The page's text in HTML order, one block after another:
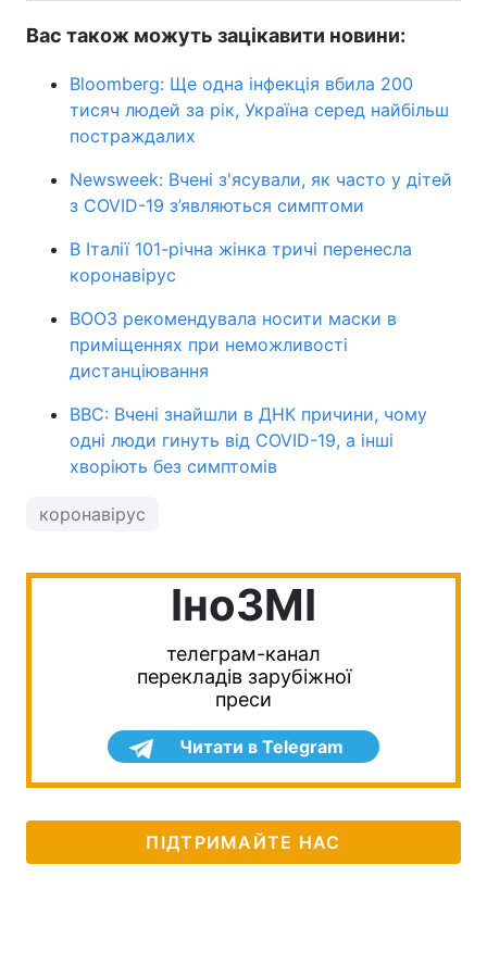
Вас також можуть зацікавити новини:
Bloomberg: Ще одна інфекція вбила 200
тисяч людей за рік, Україна серед найбільш
постраждалих
Newsweek: Вчені з'ясували, як часто у дітей
з COVID-19 з’являються симптоми
В Італії 101-річна жінка тричі перенесла
коронавірус
ВООЗ рекомендувала носити маски в
приміщеннях при неможливості
дистанціювання
BBC: Вчені знайшли в ДНК причини, чому
одні люди гинуть від COVID-19, а інші
хворіють без симптомів
коронавірус
IноЗМI
телеграм-канал
перекладів зарубіжної
преси
Читати в Telegram
ПІДТРИМАЙТЕ НАС